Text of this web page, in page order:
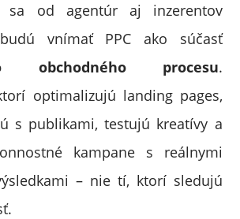
sa od agentúr aj inzerentov
vnímať PPC ako súčasť
obchodného procesu.
optimalizujú landing pages,
s publikami, testujú kreatívy a
kampane s reálnymi
– nie tí, ktorí sledujú